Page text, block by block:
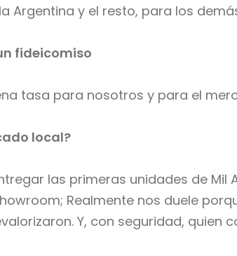
Argentina y el resto, para los
fideicomiso
tasa para nosotros y para el
local?
las primeras unidades de Mil
Realmente nos duele
Y, con seguridad, quien